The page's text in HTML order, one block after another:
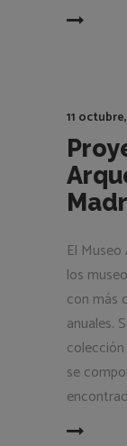
11
El
los
con más
anuales.
se